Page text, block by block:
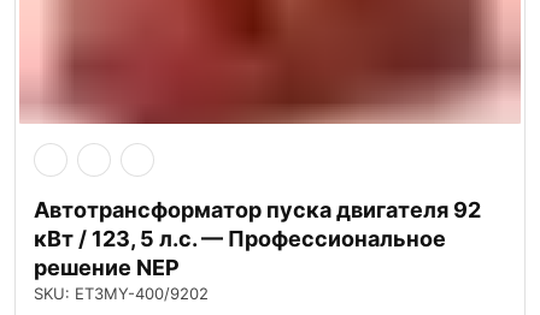
Автотрансформатор пуска двигателя 92
кВт / 123, 5 л.с. — Профессиональное
решение NEP
SKU: ET3MY-400/9202